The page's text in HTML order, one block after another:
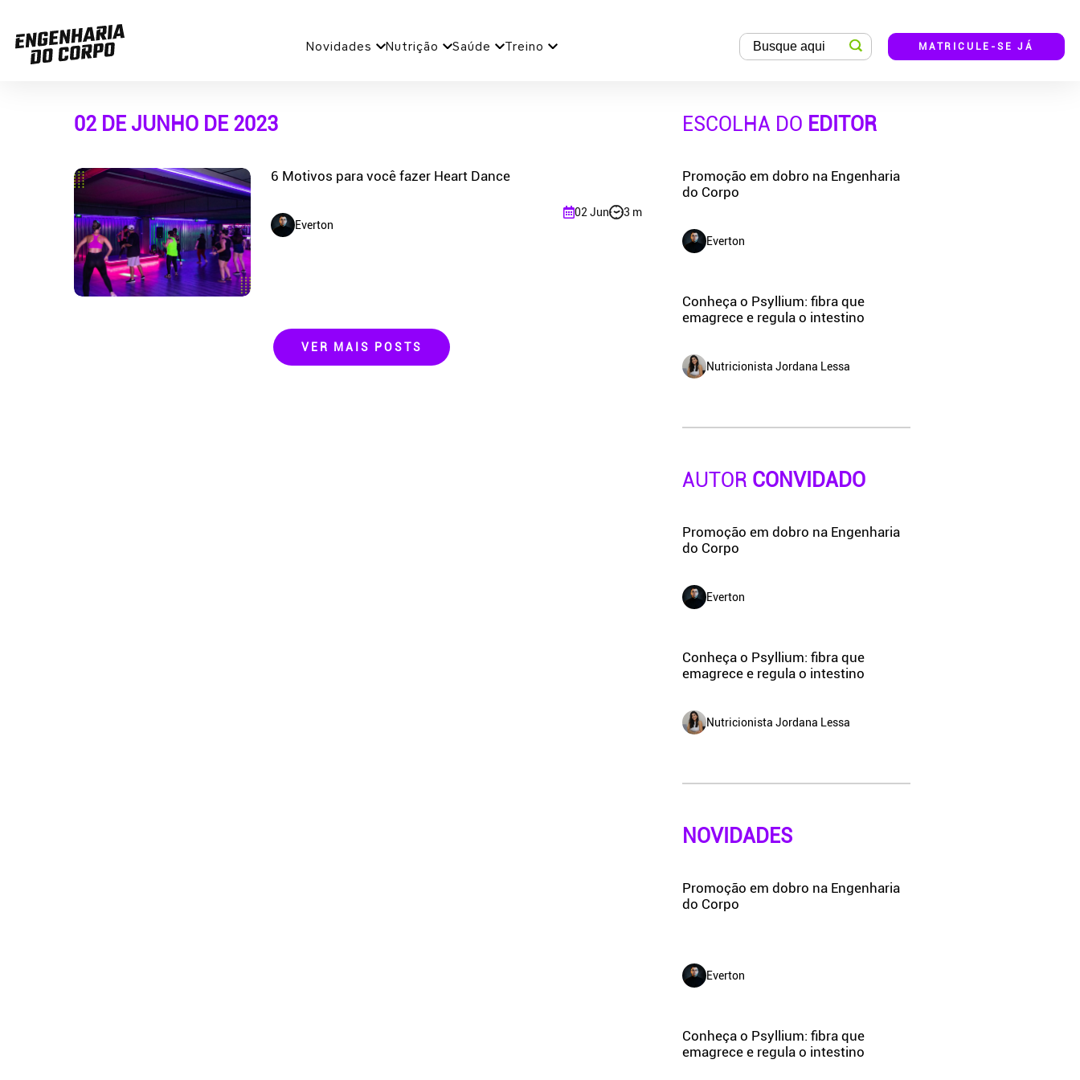
Novidades Nutrição Saúde Treino MATRICULE-SE JÁ
02 DE JUNHO DE 2023
6 Motivos para você fazer Heart Dance
Everton
02 Jun 3 m
VER MAIS POSTS
ESCOLHA DO EDITOR
Promoção em dobro na Engenharia
do Corpo
Everton
Conheça o Psyllium: fibra que
emagrece e regula o intestino
Nutricionista Jordana Lessa
AUTOR CONVIDADO
Promoção em dobro na Engenharia
do Corpo
Everton
Conheça o Psyllium: fibra que
emagrece e regula o intestino
Nutricionista Jordana Lessa
NOVIDADES
Promoção em dobro na Engenharia
do Corpo
Everton
Conheça o Psyllium: fibra que
emagrece e regula o intestino